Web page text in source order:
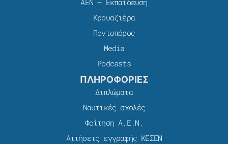
ΑΕΝ – Εκπαίδευση
Κρουαζιέρα
Ποντοπόρος
Media
Podcasts
ΠΛΗΡΟΦΟΡΙΕΣ
Διπλώματα
Ναυτικές σχολές
Φοίτηση Α.Ε.Ν.
Αιτήσεις εγγραφής ΚΕΣΕΝ